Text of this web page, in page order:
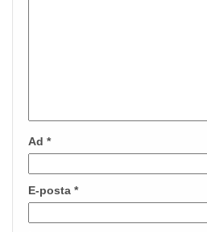
Ad *
E-posta *